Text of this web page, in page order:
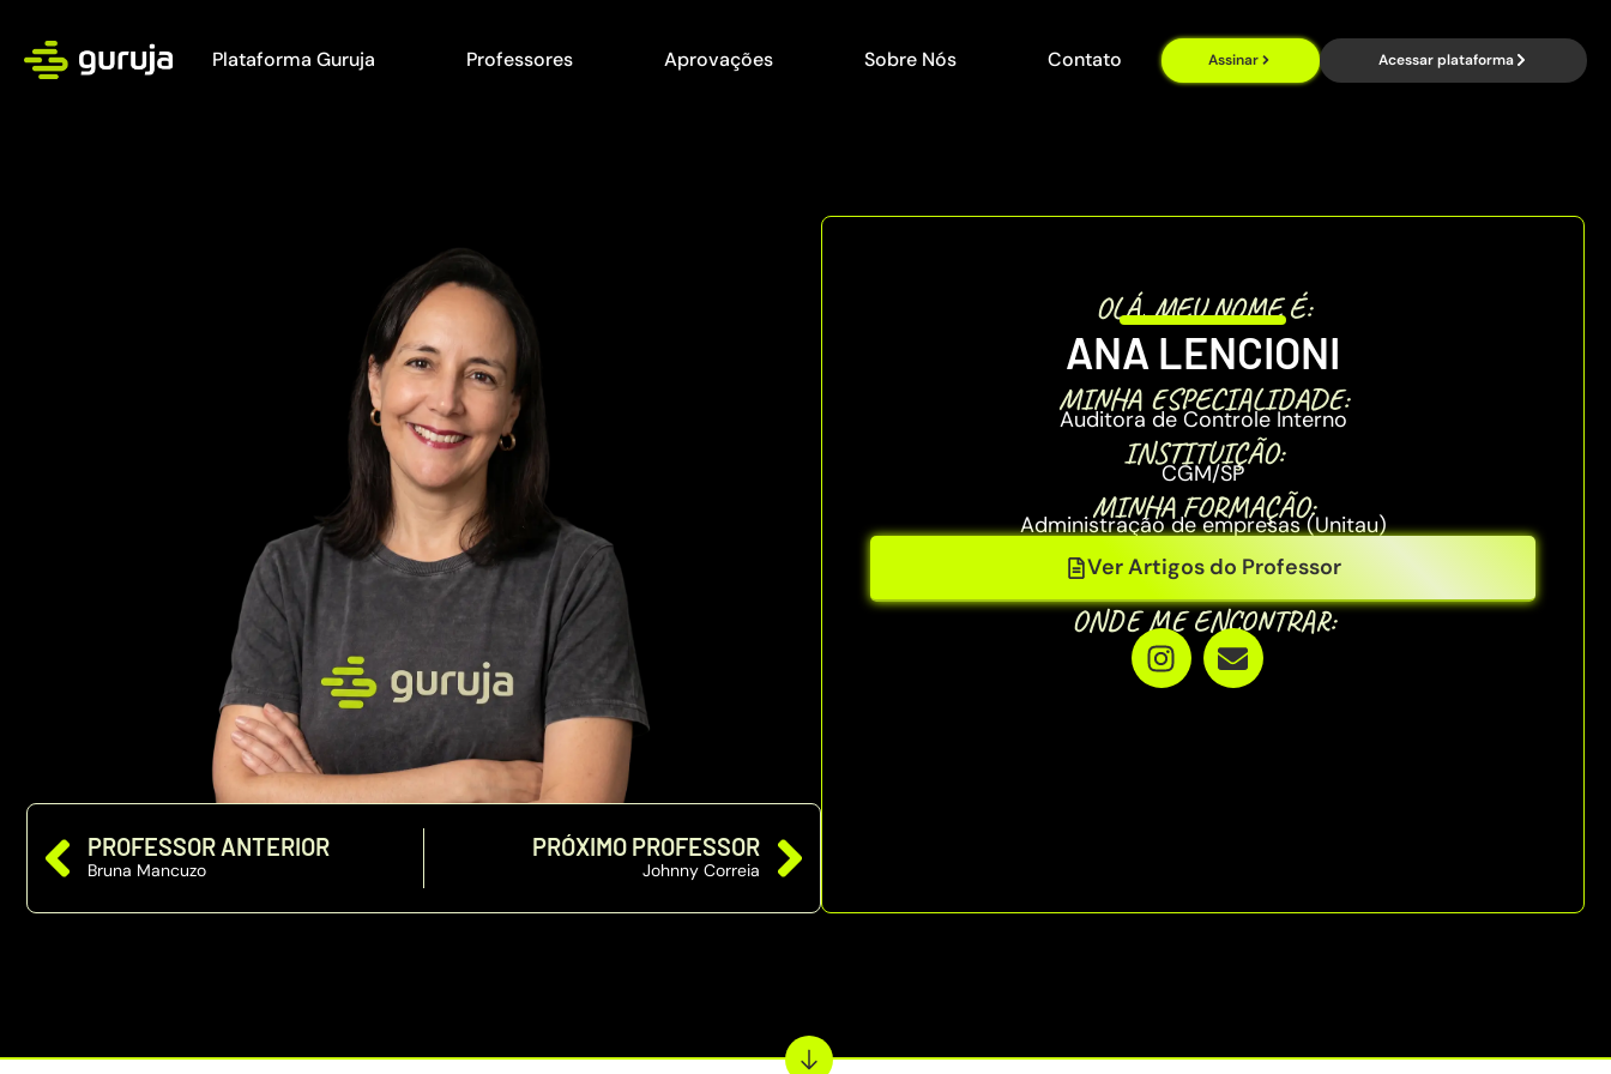
Plataforma Guruja Professores Aprovações Sobre Nós Contato Assinar Acessar plataforma
PROFESSOR ANTERIOR
Bruna Mancuzo
PRÓXIMO PROFESSOR
Johnny Correia
OLÁ, MEU NOME É:
ANA LENCIONI
MINHA ESPECIALIDADE:
Auditora de Controle Interno
INSTITUIÇÃO:
CGM/SP
MINHA FORMAÇÃO:
Administração de empresas (Unitau)
Ver Artigos do Professor
ONDE ME ENCONTRAR: